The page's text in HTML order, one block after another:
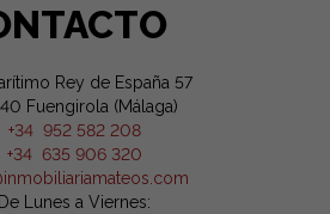
Rey de España 57
Fuengirola (Málaga)
+34 952 582 208
+34 635 906 320
De Lunes a Viernes: